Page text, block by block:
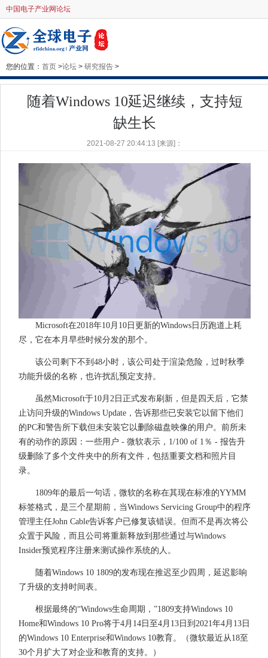
中国电子产业网论坛
您的位置： 首页 >论坛 > 研究报告 >
随着Windows 10延迟继续，支持短
缺生长
2021-08-27 20:44:13 [来源]：
Microsoft在2018年10月10日更新的Windows日历跑道上耗
尽，它在本月早些时候分发的那个。
该公司剩下不到48小时，该公司处于渲染危险，过时秋季
功能升级的名称，也许扰乱预定支持。
虽然Microsoft于10月2日正式发布刷新，但是四天后，它禁
止访问升级的Windows Update，告诉那些已安装它以留下他们
的PC和警告所下载但未安装它以删除磁盘映像的用户。前所未
有的动作的原因：一些用户 - 微软表示，1/100 of 1％ - 报告升
级删除了多个文件夹中的所有文件，包括重要文档和照片目
录。
1809年的最后一句话，微软的名称在其现在标准的YYMM
标签格式，是三个星期前，当Windows Servicing Group中的程序
管理主任John Cable告诉客户已修复该错误。但而不是再次将公
众置于风险，而且公司将重新释放到那些通过与Windows
Insider预览程序注册来测试操作系统的人。
随着Windows 10 1809的发布现在推迟至少四周，延迟影响
了升级的支持时间表。
根据最终的“Windows生命周期，”1809支持Windows 10
Home和Windows 10 Pro将于4月14日至4月13日到2021年4月13日
的Windows 10 Enterprise和Windows 10教育。（微软最近从18至
30个月扩大了对企业和教育的支持。）